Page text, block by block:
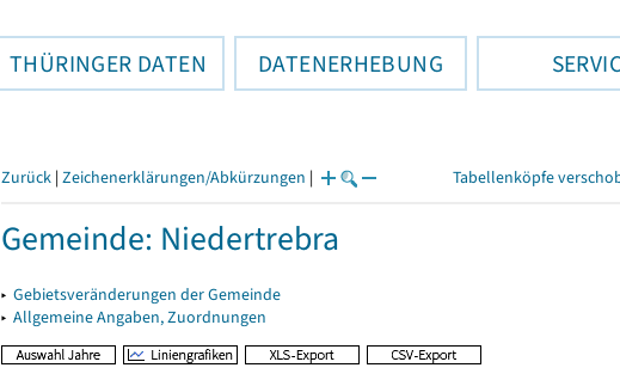
THÜRINGER DATEN DATENERHEBUNG
Zurück | Zeichenerklärungen/Abkürzungen | Tabellenköpfe
Gemeinde: Niedertrebra
▸ Gebietsveränderungen der Gemeinde
▸ Allgemeine Angaben, Zuordnungen